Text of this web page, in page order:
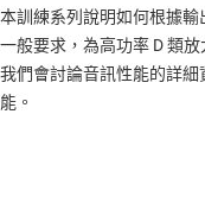
本訓練系列說明如何根據
一般要求，為高功率 D 類
我們會討論音訊性能的詳
能。